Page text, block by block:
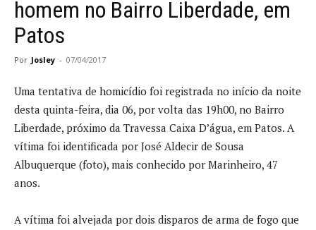
homem no Bairro Liberdade, em
Patos
Por Josley - 07/04/2017
Uma tentativa de homicídio foi registrada no início da noite
desta quinta-feira, dia 06, por volta das 19h00, no Bairro
Liberdade, próximo da Travessa Caixa D’água, em Patos. A
vítima foi identificada por José Aldecir de Sousa
Albuquerque (foto), mais conhecido por Marinheiro, 47
anos.
A vítima foi alvejada por dois disparos de arma de fogo que